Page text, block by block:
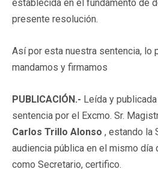
establecida en el fundamento de
presente resolución.
Así por esta nuestra sentencia, lo
mandamos y firmamos
PUBLICACIÓN.- Leída y
sentencia por el Excmo. Sr.
Carlos Trillo Alonso , estando la
audiencia pública en el mismo día
como Secretario, certifico.